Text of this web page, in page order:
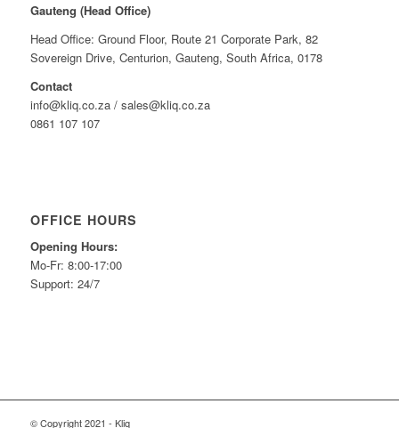
Gauteng (Head Office)
Head Office: Ground Floor, Route 21 Corporate Park, 82
Sovereign Drive, Centurion, Gauteng, South Africa, 0178
Contact
info@kliq.co.za / sales@kliq.co.za
0861 107 107
OFFICE HOURS
Opening Hours:
Mo-Fr: 8:00-17:00
Support: 24/7
© Copyright 2021 - Kliq